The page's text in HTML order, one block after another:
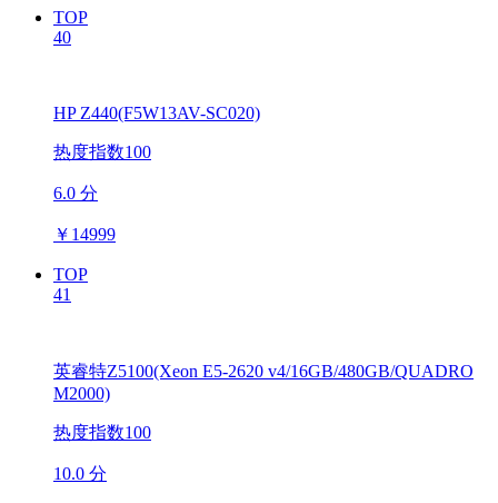
TOP
40
HP Z440(F5W13AV-SC020)
热度指数100
6.0 分
￥ 14999
TOP
41
英睿特Z5100(Xeon E5-2620 v4/16GB/480GB/QUADRO
M2000)
热度指数100
10.0 分